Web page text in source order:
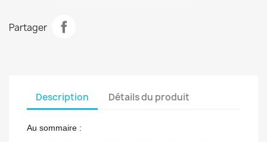
Partager
Description Détails du produit
Au sommaire :